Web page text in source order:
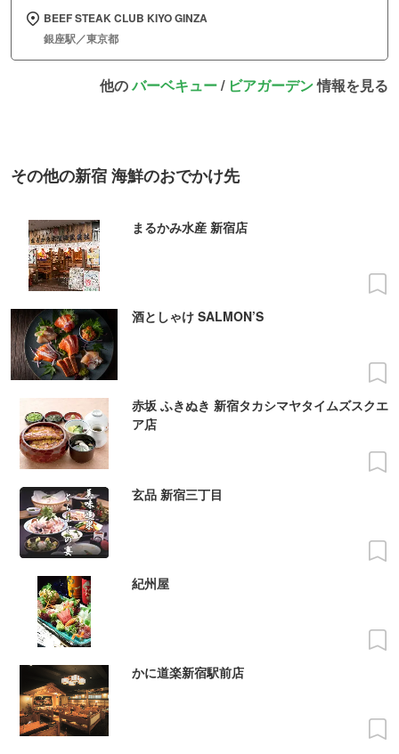
BEEF STEAK CLUB KIYO GINZA
銀座駅／東京都
他のバーベキュー/ ビアガーデン情報を見る
その他の新宿 海鮮のおでかけ先
まるかみ水産 新宿店
酒としゃけ SALMON’S
赤坂 ふきぬき 新宿タカシマヤタイムズスクエ
ア店
玄品 新宿三丁目
紀州屋
かに道楽新宿駅前店